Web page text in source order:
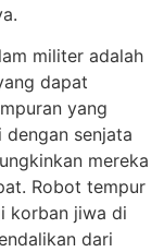
militer adalah
dapat
yang
senjata
mereka
Robot tempur
korban jiwa di
dari